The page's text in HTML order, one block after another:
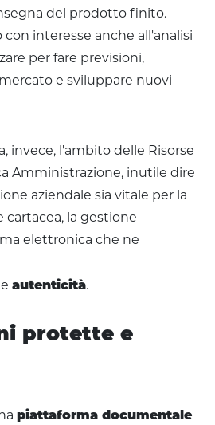
del prodotto finito.
interesse anche all'analisi
per fare previsioni,
e sviluppare nuovi
invece, l'ambito delle Risorse
Amministrazione, inutile dire
aziendale sia vitale per la
cartacea, la gestione
elettronica che ne
e autenticità.
protette e
piattaforma documentale